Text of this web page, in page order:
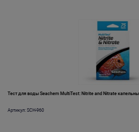
Тест для воды Seachem MultiTest: Nitrite and Nitrate
Артикул: SCH-960